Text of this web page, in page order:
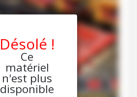
Désolé !
Ce
matériel
n'est plus
disponible